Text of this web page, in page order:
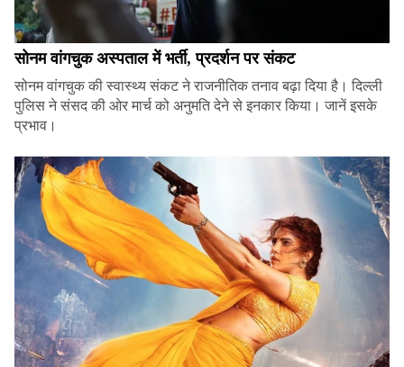
सोनम वांगचुक अस्पताल में भर्ती, प्रदर्शन पर संकट
सोनम वांगचुक की स्वास्थ्य संकट ने राजनीतिक तनाव बढ़ा दिया है। दिल्ली
पुलिस ने संसद की ओर मार्च को अनुमति देने से इनकार किया। जानें इसके
प्रभाव।